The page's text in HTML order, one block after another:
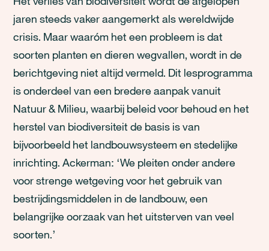
jaren steeds vaker aangemerkt als wereldwijde
crisis. Maar waaróm het een probleem is dat
soorten planten en dieren wegvallen, wordt in de
berichtgeving niet altijd vermeld. Dit lesprogramma
is onderdeel van een bredere aanpak vanuit
Natuur & Milieu, waarbij beleid voor behoud en het
herstel van biodiversiteit de basis is van
bijvoorbeeld het landbouwsysteem en stedelijke
inrichting. Ackerman: ‘We pleiten onder andere
voor strenge wetgeving voor het gebruik van
bestrijdingsmiddelen in de landbouw, een
belangrijke oorzaak van het uitsterven van veel
soorten.’